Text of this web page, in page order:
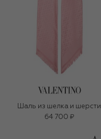
Шаль из шелка и шерсти
64 700 ₽